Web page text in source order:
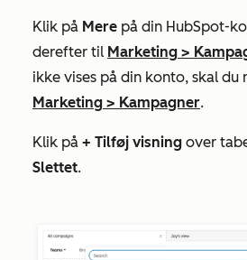
Klik på Mere på din HubSpot-
derefter til Marketing >
ikke vises på din konto, skal
Marketing > Kampagner.
Klik på + Tilføj visning over
Slettet.